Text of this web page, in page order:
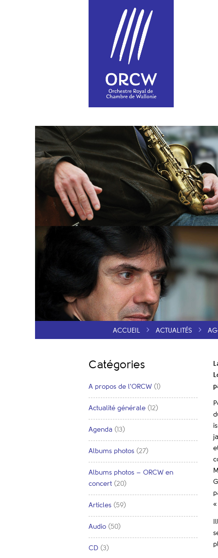
ACCUEIL ACTUALITÉS
Catégories
A propos de l'ORCW (1)
Actualité générale (12)
Agenda (13)
Albums photos (27)
Albums photos – ORCW en
concert (20)
Articles (59)
Audio (50)
CD (3)